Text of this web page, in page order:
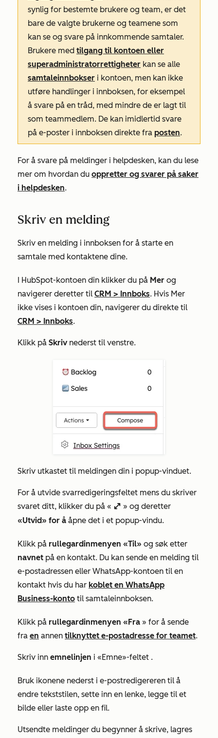
synlig for bestemte brukere og team, er det
bare de valgte brukerne og teamene som
kan se og svare på innkommende samtaler.
Brukere med tilgang til kontoen eller
superadministratorrettigheter kan se alle
samtaleinnbokser i kontoen, men kan ikke
utføre handlinger i innboksen, for eksempel
å svare på en tråd, med mindre de er lagt til
som teammedlem. De kan imidlertid svare
på e-poster i innboksen direkte fra posten.
For å svare på meldinger i helpdesken, kan du lese
mer om hvordan du oppretter og svarer på saker
i helpdesken.
Skriv en melding
Skriv en melding i innboksen for å starte en
samtale med kontaktene dine.
I HubSpot-kontoen din klikker du på Mer og
navigerer deretter til CRM > Innboks. Hvis Mer
ikke vises i kontoen din, navigerer du direkte til
CRM > Innboks.
Klikk på Skrivnederst til venstre.
Skriv utkastet til meldingen din i popup-vinduet.
For å utvide svarredigeringsfeltet mens du skriver
svaret ditt, klikker du på « enlarge » og deretter
«Utvid» for å åpne det i et popup-vindu.
Klikk på rullegardinmenyen «Til» og søk etter
navnet på en kontakt. Du kan sende en melding til
e-postadressen eller WhatsApp-kontoen til en
kontakt hvis du har koblet en WhatsApp
Business-konto til samtaleinnboksen.
Klikk på rullegardinmenyen «Fra » for å sende
fra en annen tilknyttet e-postadresse for teamet.
Skriv inn emnelinjen i «Emne»-feltet .
Bruk ikonene nederst i e-postredigereren til å
endre tekststilen, sette inn en lenke, legge til et
bilde eller laste opp en fil.
Utsendte meldinger du begynner å skrive, lagres